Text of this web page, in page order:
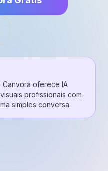
Canvora oferece IA
profissionais com
simples conversa.